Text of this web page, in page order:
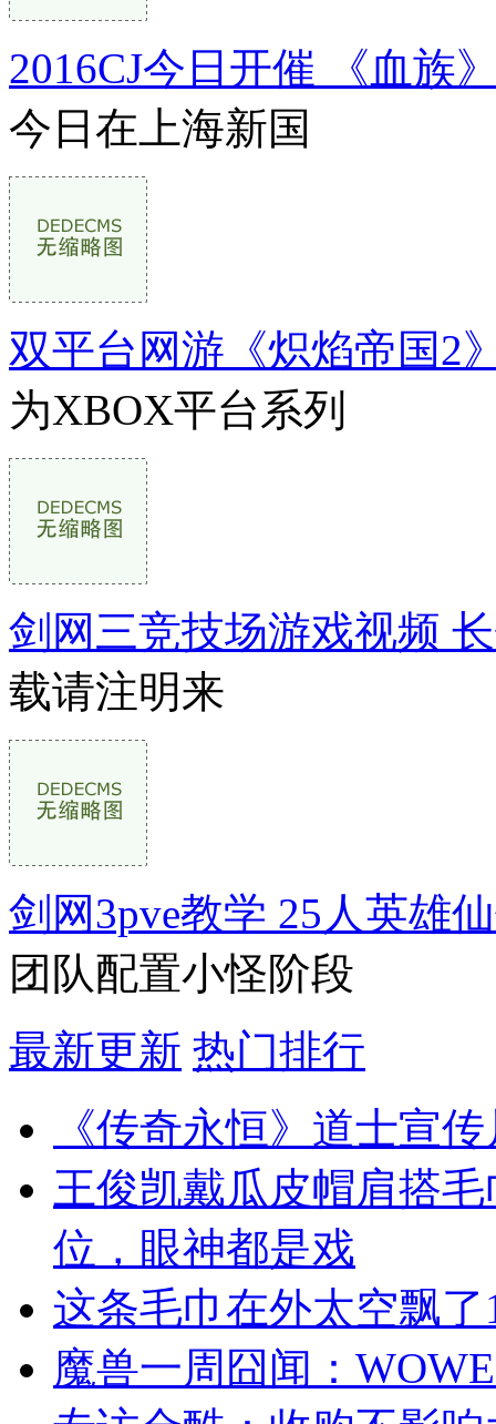
2016CJ今日开催 《血族
今日在上海新国
双平台网游《炽焰帝国2
为XBOX平台系列
剑网三竞技场游戏视频
载请注明来
剑网3pve教学 25人英雄
团队配置小怪阶段
最新更新 热门排行
《传奇永恒》道士宣
王俊凯戴瓜皮帽肩搭
位，眼神都是戏
这条毛巾在外太空飘
魔兽一周囧闻：